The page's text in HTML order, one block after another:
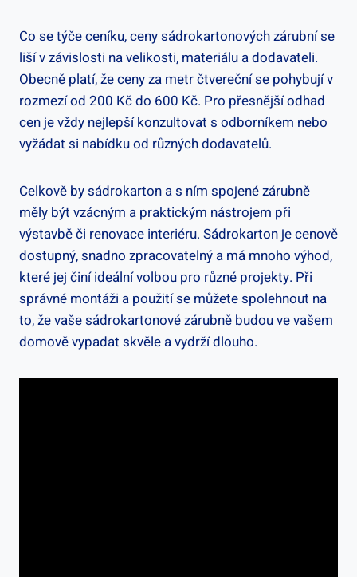
Co se týče ceníku, ceny sádrokartonových zárubní se
liší v závislosti na velikosti, materiálu a dodavateli.
Obecně platí, že ceny za metr čtvereční se pohybují v
rozmezí od 200 Kč do 600 Kč. Pro přesnější odhad
cen je vždy nejlepší konzultovat s odborníkem nebo
vyžádat si nabídku od různých dodavatelů.
Celkově by sádrokarton a s ním spojené zárubně
měly být vzácným a praktickým nástrojem při
výstavbě či renovace interiéru. Sádrokarton je cenově
dostupný, snadno zpracovatelný a má mnoho výhod,
které jej činí ideální volbou pro různé projekty. Při
správné montáži a použití se můžete spolehnout na
to, že vaše sádrokartonové zárubně budou ve vašem
domově vypadat skvěle a vydrží dlouho.